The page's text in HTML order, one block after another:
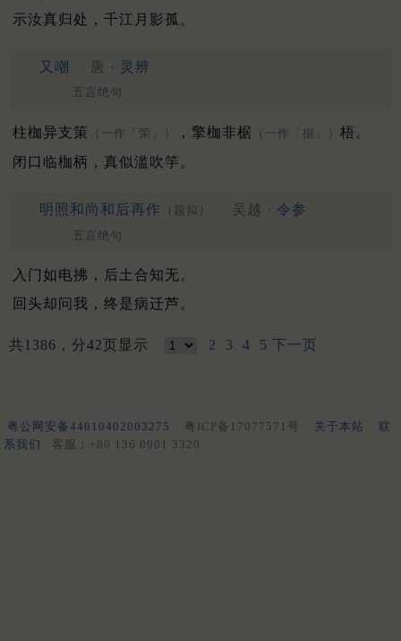
示汝真归处，千江月影孤。
又嘲 唐 · 灵辨
五言绝句
柱枷异支策 （一作「荣」） ，擎枷非椐 （一作「据」） 梧。
闭口临枷柄，真似滥吹竽。
明照和尚和后再作 （题拟） 吴越 · 令参
五言绝句
入门如电拂，后土合知无。
回头却问我，终是病迁芦。
共1386，分42页显示 2 3 4 5 下一页
粤公网安备44010402003275 粤ICP备17077571号 关于本站
联
系我们
客服：+86 136 0901 3320